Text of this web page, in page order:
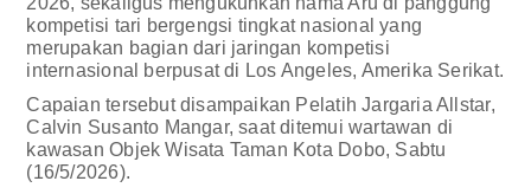
kompetisi tari bergengsi tingkat nasional yang
merupakan bagian dari jaringan kompetisi
internasional berpusat di Los Angeles, Amerika Serikat.
Capaian tersebut disampaikan Pelatih Jargaria Allstar,
Calvin Susanto Mangar, saat ditemui wartawan di
kawasan Objek Wisata Taman Kota Dobo, Sabtu
(16/5/2026).